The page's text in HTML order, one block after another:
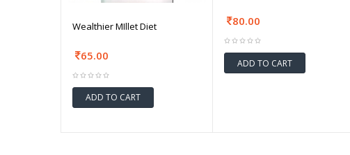
Wealthier MIllet Diet
65.00
ADD TO CART
80.00
ADD TO CART